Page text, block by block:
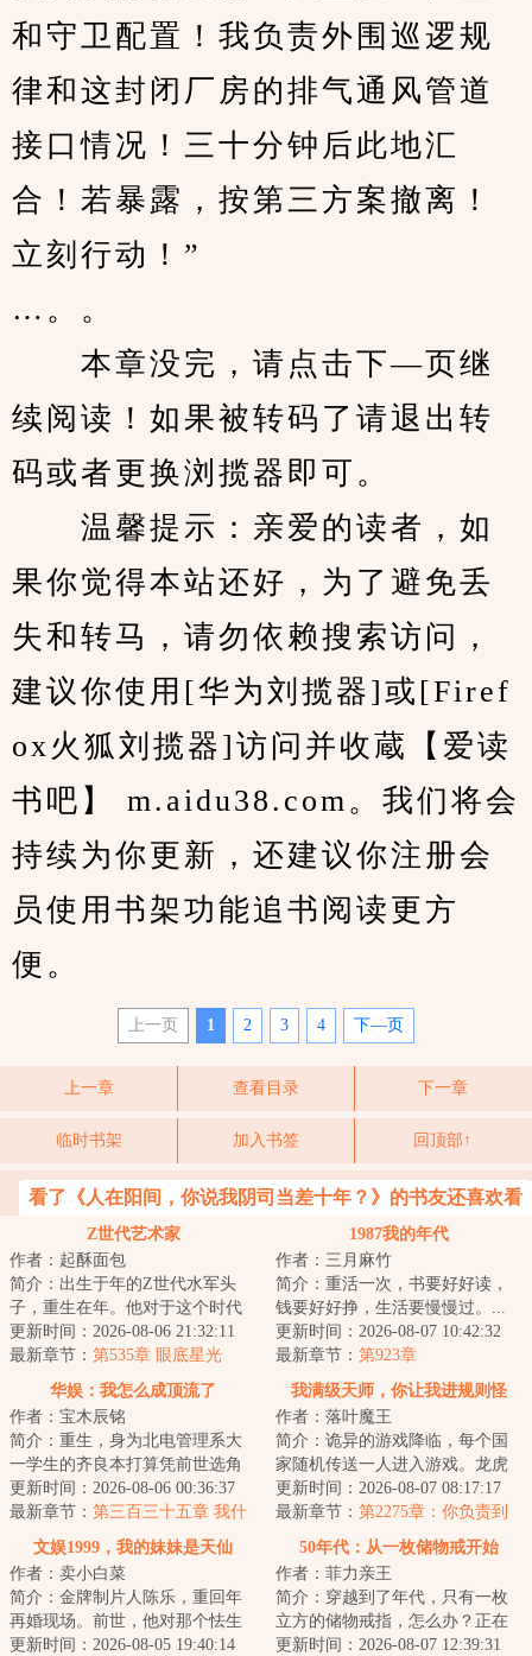
和守卫配置！我负责外围巡逻规
律和这封闭厂房的排气通风管道
接口情况！三十分钟后此地汇
合！若暴露，按第三方案撤离！
立刻行动！”
…。。
本章没完，请点击下—页继
续阅读！如果被转码了请退出转
码或者更换浏揽器即可。
温馨提示：亲爱的读者，如
果你觉得本站还好，为了避免丢
失和转马，请勿依赖搜索访问，
建议你使用[华为刘揽器]或[Firef
ox火狐刘揽器]访问并收蔵【爱读
书吧】 m.aidu38.com。我们将会
持续为你更新，还建议你注册会
员使用书架功能追书阅读更方
便。
上一页 1 2 3 4 下—页
上一章 查看目录 下一章
临时书架 加入书签 回顶部↑
看了《人在阳间，你说我阴司当差十年？》的书友还喜欢看
Z世代艺术家
作者：起酥面包
简介：出生于年的Z世代水军头
子，重生在年。他对于这个时代
没有任何滤镜，因此感到强烈窒
息。影视剧粗糙...
更新时间：2026-08-06 21:32:11
最新章节： 第535章 眼底星光
1987我的年代
作者：三月麻竹
简介：重活一次，书要好好读，
钱要好好挣，生活要慢慢过。...
更新时间：2026-08-07 10:42:32
最新章节： 第923章
华娱：我怎么成顶流了
作者：宝木辰铭
简介：重生，身为北电管理系大
一学生的齐良本打算凭前世选角
导演的经验，积攒人脉资本重操
旧业。没想到进...
更新时间：2026-08-06 00:36:37
最新章节： 第三百三十五章 我什
么东西啊我去催人家
我满级天师，你让我进规则怪
谈？
作者：落叶魔王
简介：诡异的游戏降临，每个国
家随机传送一人进入游戏。龙虎
山修炼了两年的张阳青莫名其妙
进入了规则怪谈...
更新时间：2026-08-07 08:17:17
最新章节： 第2275章：你负责到
底，出了事我找你！（求订阅，
求月票）
文娱1999，我的妹妹是天仙
作者：卖小白菜
简介：金牌制片人陈乐，重回年
再婚现场。前世，他对那个怯生
生叫“哥哥”的所谓妹妹冷漠一辈
更新时间：2026-08-05 19:40:14
50年代：从一枚储物戒开始
作者：菲力亲王
简介：穿越到了年代，只有一枚
立方的储物戒指，怎么办？正在
苦恼的时候，更可怕的事情发生
更新时间：2026-08-07 12:39:31